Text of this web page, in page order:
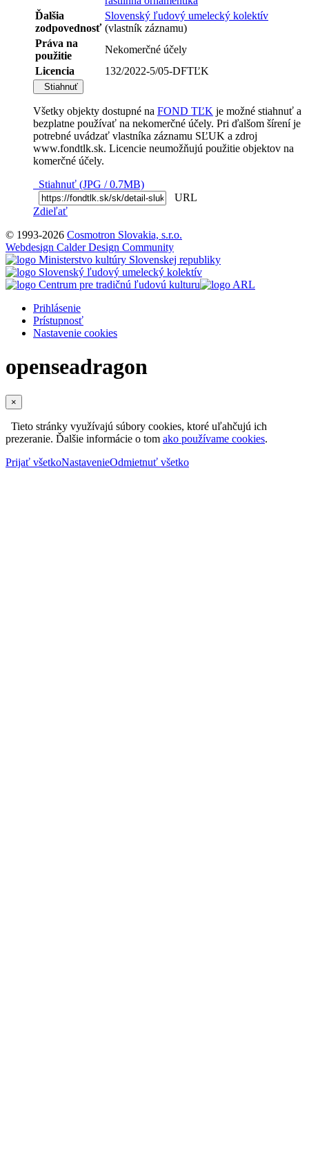
Ďalšia
zodpovednosť
Slovenský ľudový umelecký kolektív
(vlastník záznamu)
Práva na
použitie
Nekomerčné účely
Licencia
132/2022-5/05-DFTĽK
Stiahnuť
Všetky objekty dostupné na FOND TĽK je možné stiahnuť a
bezplatne používať na nekomerčné účely. Pri ďalšom šírení je
potrebné uvádzať vlastníka záznamu SĽUK a zdroj
www.fondtlk.sk. Licencie neumožňujú použitie objektov na
komerčné účely.
Stiahnuť (JPG / 0.7MB)
URL
Zdieľať
© 1993-2026 Cosmotron Slovakia, s.r.o.
Webdesign Calder Design Community
Prihlásenie
Prístupnosť
Nastavenie cookies
openseadragon
×
Tieto stránky využívajú súbory cookies, ktoré uľahčujú ich
prezeranie. Ďalšie informácie o tom ako používame cookies.
Prijať všetkoNastavenieOdmietnuť všetko